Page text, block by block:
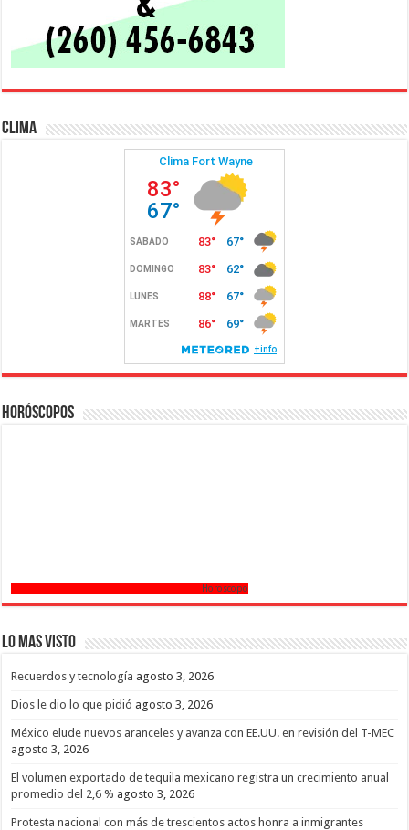
Clima
Horóscopos
Horoscopo
Lo mas Visto
Recuerdos y tecnología agosto 3, 2026
Dios le dio lo que pidió agosto 3, 2026
México elude nuevos aranceles y avanza con EE.UU. en revisión del T-MEC
agosto 3, 2026
El volumen exportado de tequila mexicano registra un crecimiento anual
promedio del 2,6 % agosto 3, 2026
Protesta nacional con más de trescientos actos honra a inmigrantes